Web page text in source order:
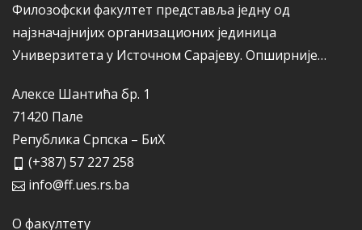
Филозофски факултет представља једну од
најзначајнијих организационих јединица
Универзитета у Источном Сарајеву. Опширније…
Алексе Шантића бр. 1
71420 Пале
Република Српска – БиХ
(+387) 57 227 258
info@ff.ues.rs.ba
О факултету